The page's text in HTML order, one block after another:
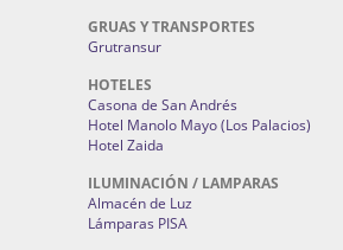
GRUAS Y TRANSPORTES
Grutransur
HOTELES
Casona de San Andrés
Hotel Manolo Mayo (Los Palacios)
Hotel Zaida
ILUMINACIÓN / LAMPARAS
Almacén de Luz
Lámparas PISA